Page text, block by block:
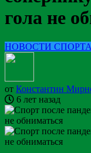
гола не
НОВОСТИ СПОРТА
от Константин
6 лет назад